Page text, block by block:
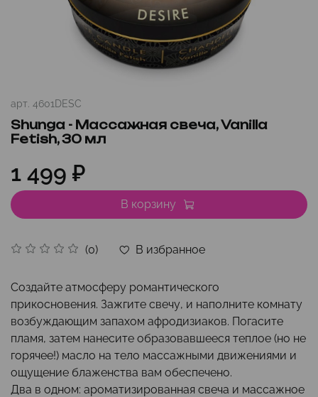
арт. 4601DESC
Shunga - Массажная свеча, Vanilla
Fetish, 30 мл
(0) В избранное
1 499 ₽
В корзину
Создайте атмосферу романтического
прикосновения. Зажгите свечу, и наполните комнату
возбуждающим запахом афродизиаков. Погасите
пламя, затем нанесите образовавшееся теплое (но не
горячее!) масло на тело массажными движениями и
ощущение блаженства вам обеспечено.
Два в одном: ароматизированная свеча и массажное